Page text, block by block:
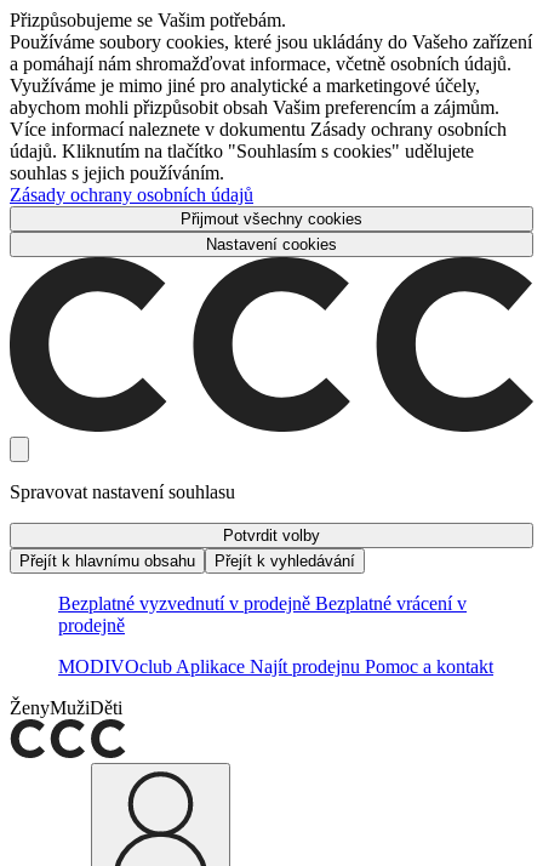
Přizpůsobujeme se Vašim potřebám.
Používáme soubory cookies, které jsou ukládány do Vašeho zařízení
a pomáhají nám shromažďovat informace, včetně osobních údajů.
Využíváme je mimo jiné pro analytické a marketingové účely,
abychom mohli přizpůsobit obsah Vašim preferencím a zájmům.
Více informací naleznete v dokumentu Zásady ochrany osobních
údajů. Kliknutím na tlačítko "Souhlasím s cookies" udělujete
souhlas s jejich používáním.
Zásady ochrany osobních údajů
Přijmout všechny cookies
Nastavení cookies
Spravovat nastavení souhlasu
Potvrdit volby
Přejít k hlavnímu obsahu
Přejít k vyhledávání
Bezplatné vyzvednutí v prodejně Bezplatné vrácení v
prodejně
MODIVOclub Aplikace Najít prodejnu Pomoc a kontakt
ŽenyMužiDěti